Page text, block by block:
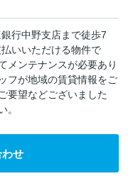
行中野支店まで徒歩7
いいただける物件で
メンテナンスが必要あり
フが地域の賃貸情報をご
要望などございました
。
せ